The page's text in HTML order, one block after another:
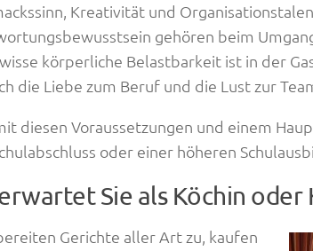
Kreativität und
gehören beim
körperliche Belastbarkeit ist in der
die Liebe zum Beruf und die Lust zur
diesen Voraussetzungen und einem
oder einer höheren
Sie als Köchin oder
Gerichte aller Art zu, kaufen